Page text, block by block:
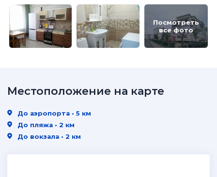
Посмотреть
все фото
Местоположение на карте
До аэропорта • 5 км
До пляжа • 2 км
До вокзала • 2 км